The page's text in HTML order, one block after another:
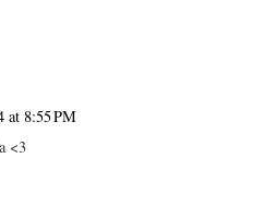
at 8:55 PM
<3